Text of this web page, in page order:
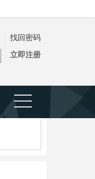
找回密码
立即注册
捷导